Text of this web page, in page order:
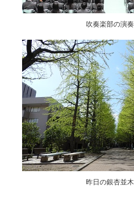
吹奏楽部の演奏
昨日の銀杏並木